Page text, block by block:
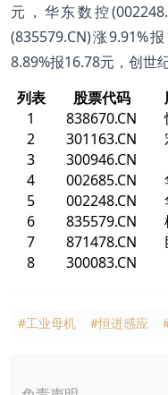
元，华东数控
(835579.CN)涨9.91%
8.89%报16.78元，创世
列表
股票代码
1
838670.CN
2
301163.CN
3
300946.CN
4
002685.CN
5
002248.CN
6
835579.CN
7
871478.CN
8
300083.CN
#工业母机 #恒进感应